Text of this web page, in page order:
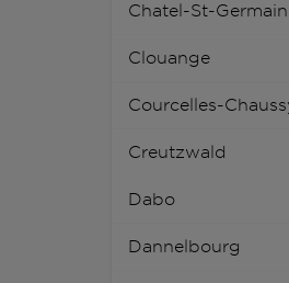
Chatel-St-Germain
Clouange
Courcelles-
Creutzwald
Dabo
Dannelbourg